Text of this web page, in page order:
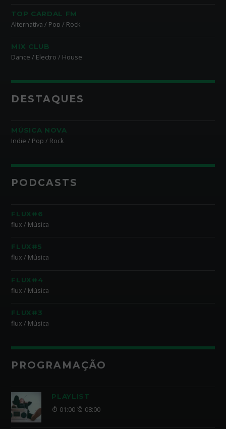
TOP CARDAL FM
Alternativa / Pop / Rock
MIX CLUB
Dance / Electro / House
DESTAQUES
MÚSICA NOVA
Indie / Pop / Rock
PODCASTS
FLUX#6
flux / Música
FLUX#5
flux / Música
FLUX#4
flux / Música
FLUX#3
flux / Música
PROGRAMAÇÃO
PLAYLIST
01:00 08:00